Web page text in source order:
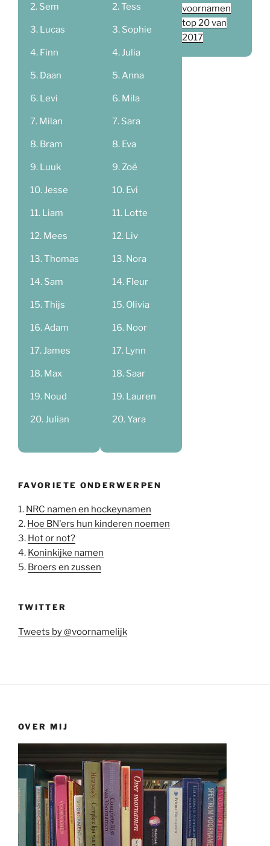
Sem
Lucas
Finn
Daan
Levi
Milan
Bram
Luuk
Jesse
Liam
Mees
Thomas
Sam
Thijs
Adam
James
Max
Noud
Julian
Tess
Sophie
Julia
Anna
Mila
Sara
Eva
Zoë
Evi
Lotte
Liv
Nora
Fleur
Olivia
Noor
Lynn
Saar
Lauren
Yara
voornamen
top 20 van
2017
FAVORIETE ONDERWERPEN
1. NRC namen en hockeynamen
2. Hoe BN'ers hun kinderen noemen
3. Hot or not?
4. Koninkijke namen
5. Broers en zussen
TWITTER
Tweets by @voornamelijk
OVER MIJ